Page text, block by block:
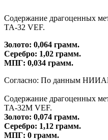
Содержание драгоценных
ТА-32 VEF.
Золото: 0,064 грамм.
Серебро: 1,02 грамм.
МПГ: 0,034 грамм.
Согласно: По данным
Содержание драгоценных
ТА-32М VEF.
Золото: 0,074 грамм.
Серебро: 1,12 грамм.
МПГ: 0 грамм.